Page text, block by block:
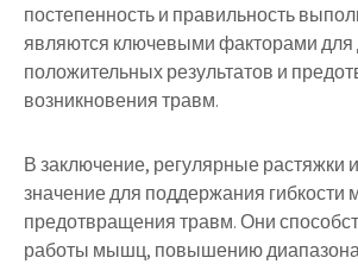
постепенность и правильность
являются ключевыми факторами для
положительных результатов и
возникновения травм.
В заключение, регулярные растяжки
значение для поддержания гибкости
предотвращения травм. Они
работы мышц, повышению